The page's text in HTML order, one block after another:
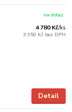
4 780 Kč/ks
3 950 Kč bez DPH
na dotaz
Detail